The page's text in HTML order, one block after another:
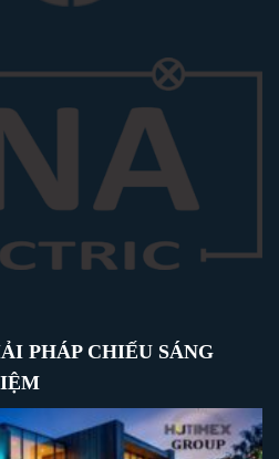
PHÁP CHIẾU SÁNG